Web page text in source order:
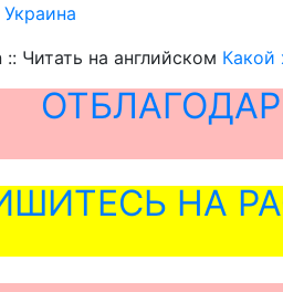
Украина
:: Читать на английском Какой
НА